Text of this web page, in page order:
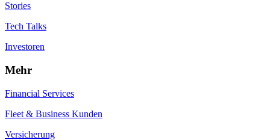
Stories
Tech Talks
Investoren
Mehr
Financial Services
Fleet & Business Kunden
Versicherung